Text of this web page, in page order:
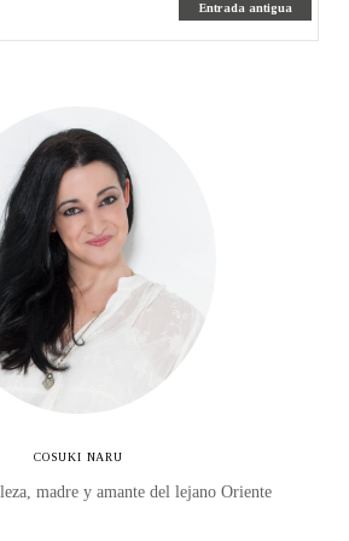
Entrada antigua
COSUKI NARU
madre y amante del lejano Oriente